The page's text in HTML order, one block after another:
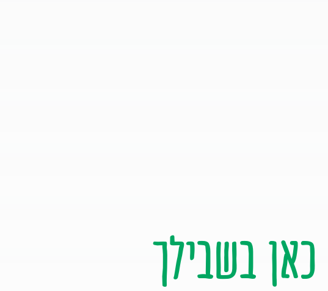
בשבילך